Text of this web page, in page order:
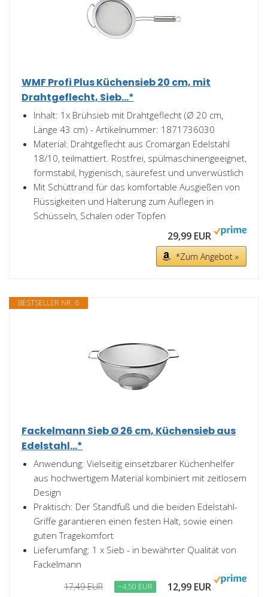
WMF Profi Plus Küchensieb 20 cm, mit
Drahtgeflecht, Sieb...*
Inhalt: 1x Brühsieb mit Drahtgeflecht (Ø 20 cm,
Länge 43 cm) - Artikelnummer: 1871736030
Material: Drahtgeflecht aus Cromargan Edelstahl
18/10, teilmattiert. Rostfrei, spülmaschinengeeignet,
formstabil, hygienisch, säurefest und unverwüstlich
Mit Schüttrand für das komfortable Ausgießen von
Flüssigkeiten und Halterung zum Auflegen in
Schüsseln, Schalen oder Töpfen
29,99 EUR
*Zum Angebot »
BESTSELLER NR. 6
Fackelmann Sieb Ø 26 cm, Küchensieb aus
Edelstahl...*
Anwendung: Vielseitig einsetzbarer Küchenhelfer
aus hochwertigem Material kombiniert mit zeitlosem
Design
Praktisch: Der Standfuß und die beiden Edelstahl-
Griffe garantieren einen festen Halt, sowie einen
guten Tragekomfort
Lieferumfang: 1 x Sieb - in bewährter Qualität von
Fackelmann
17,49 EUR −4,50 EUR 12,99 EUR